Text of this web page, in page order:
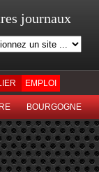
journaux
EMPLOI
BOURGOGNE